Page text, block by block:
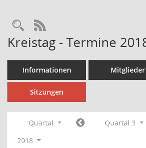
Rechercheauswahl
RSS-Feed
Kreistag - Termine
Informationen Mitglieder
Sitzungen
Quartal
Quartal 3
2018